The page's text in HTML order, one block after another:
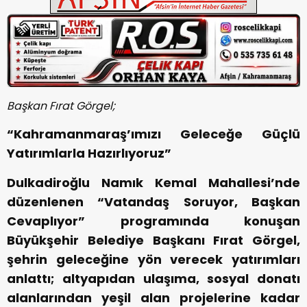
Başkan Fırat Görgel;
“Kahramanmaraş’ımızı Geleceğe Güçlü
Yatırımlarla Hazırlıyoruz”
Dulkadiroğlu Namık Kemal Mahallesi’nde
düzenlenen “Vatandaş Soruyor, Başkan
Cevaplıyor” programında konuşan
Büyükşehir Belediye Başkanı Fırat Görgel,
şehrin geleceğine yön verecek yatırımları
anlattı; altyapıdan ulaşıma, sosyal donatı
alanlarından yeşil alan projelerine kadar